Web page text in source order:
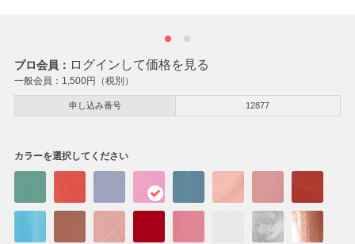
プロ会員： ログインして価格を見る
一般会員： 1,500円（税別）
申し込み番号 12877
カラーを選択してください